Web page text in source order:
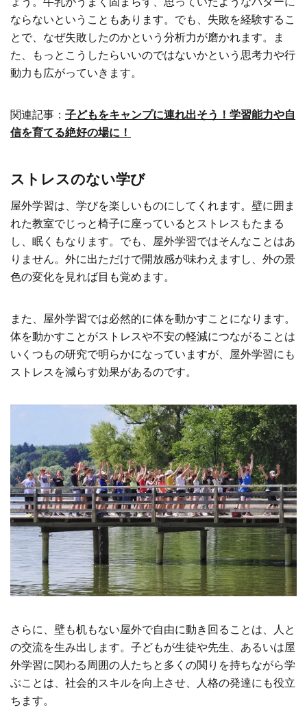
ならないということもあります。でも、失敗を経験するこ
とで、なぜ失敗したのかという分析力が磨かれます。ま
た、もっとこうしたらいいのではないかという思考力や行
動力も広がっていきます。
関連記事： 子どもをキャンプに連れ出そう！学習能力や自
信を育てる絶好の場に！
ストレスのない学び
屋外学習は、学びを楽しいものにしてくれます。壁に囲ま
れた教室でじっと椅子に座っているとストレスもたまる
し、眠くもなります。でも、屋外学習ではそんなことはあ
りません。外に出ただけで開放感が味わえますし、外の景
色の変化を見れば目も覚めます。
また、屋外学習では必然的に体を動かすことになります。
体を動かすことがストレスや不安の軽減につながることは
いくつもの研究で明らかになっていますが、屋外学習にも
ストレスを減らす効果があるのです。
さらに、壁も机もない屋外で自由に動き回ることは、人と
の交流を生み出します。子どもが生徒や先生、あるいは屋
外学習に関わる周囲の人たちと多くの関りを持ちながら学
ぶことは、社会的スキルを向上させ、人格の発達にも役立
ちます。